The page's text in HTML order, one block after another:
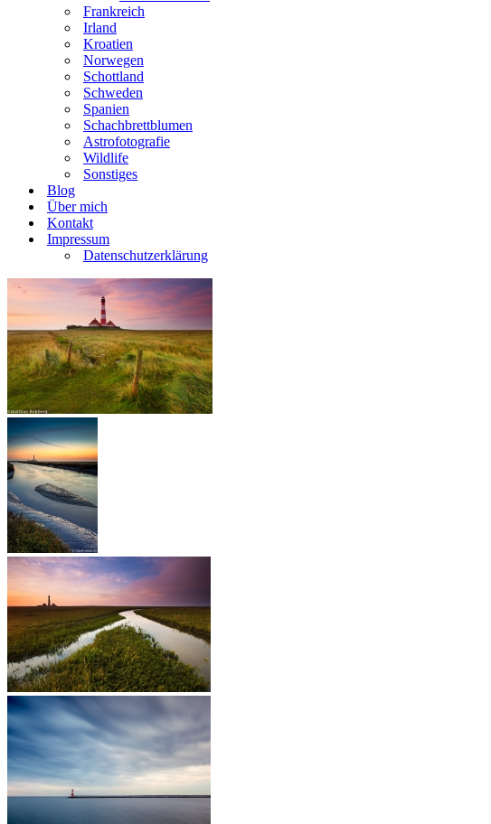
Frankreich
Irland
Kroatien
Norwegen
Schottland
Schweden
Spanien
Schachbrettblumen
Astrofotografie
Wildlife
Sonstiges
Blog
Über mich
Kontakt
Impressum
Datenschutzerklärung